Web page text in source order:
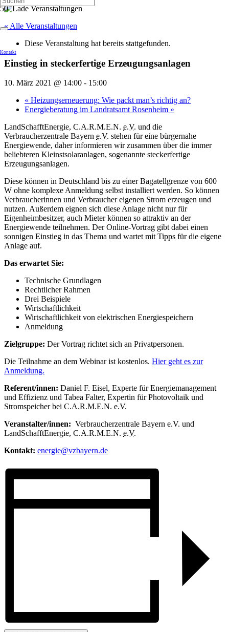
Kontakt
« Alle Veranstaltungen
Diese Veranstaltung hat bereits stattgefunden.
Einstieg in steckerfertige Erzeugungsanlagen
10. März 2021 @ 14:00 - 15:00
« Heizungserneuerung: Wie packt man’s richtig an?
Energieberatung im Landratsamt Rosenheim »
LandSchafftEnergie, C.A.R.M.E.N. e.V. und die
Verbraucherzentrale Bayern e.V. stehen für eine bürgernahe
Energiewende, daher informieren wir zusammen über die immer
beliebteren Kleinstsolaranlagen, sogenannte steckerfertige
Erzeugungsanlagen.
Diese können in Deutschland bis zu einer Bagatellgrenze von 600
W ohne komplexe Anmeldung selbst installiert werden. So können
Verbraucherinnen und Verbraucher eigenen Strom erzeugen und
nutzen. Außerdem eignen sich diese Anlage nicht nur für
Eigenheimbesitzer, auch Mieter können so attraktiv an der
Energiewende teilnehmen. Der Online-Vortrag gibt dabei einen
sonnigen Einstieg in das Thema und wartet mit Tipps für die eigene
Anlage auf.
Das erwartet Sie:
Technische Grundlagen
Rechtlicher Rahmen
Drei Beispiele
Wirtschaftlichkeit
Wirtschaftlichkeit von elektrischen Energiespeichern
Anmeldung
Zielgruppe: Der Vortrag richtet sich an Privatpersonen.
Die Teilnahme an dem Webinar ist kostenlos. Hier geht es zur
Anmeldung.
Referent/innen: Daniel F. Eisel, Experte für Energiemanagement
und Effizienz und Tabea Falter, Expertin für Photovoltaik und
Stromspeicher bei C.A.R.M.E.N. e.V.
Veranstalter/innen: Verbraucherzentrale Bayern e.V. und
LandSchafftEnergie, C.A.R.M.E.N. e.V.
Kontakt: energie@vzbayern.de